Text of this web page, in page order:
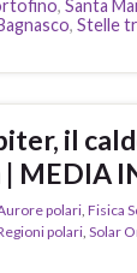
, Santa
, Stelle
il
MEDIA
polari, Fisica
polari, Solar